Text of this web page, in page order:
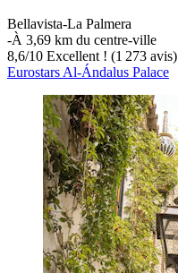
Bellavista-La Palmera
‐À 3,69 km du centre-ville
8,6/10 Excellent ! (1 273 avis)
Eurostars Al-Ándalus Palace